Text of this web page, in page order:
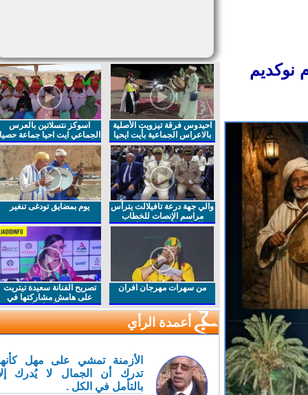
احيدوس فرقة تيزويت الأصلية
بالاعراس الجماعية بأيت ايحيا
اسوكز نتسلاتين بالعرس
الجماعي ايت احيا جماعة حصيا
والي جهة درعة تافيلالت يترأس
مراسم الإنصات للخطاب
الملكي السامي بمناسبة
يوم بمضايق تودغى تنغير
من سهرات مهرجان افران
تصريح الفنانة سعيدة تيتريت
على هامش مشاركتها في
مهرجان افران
أعمدة الرأي
الأزمنة تمشي على مهل كأنها
تدرك أن الجمال لا يُدرك إلا
بالتأمل في الكل .